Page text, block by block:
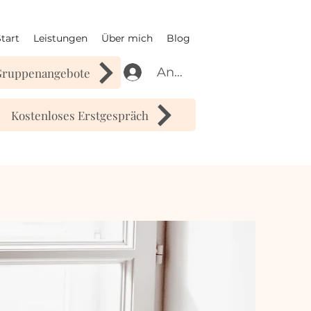
Leistungen Über mich Blog
Anmelden
Kostenloses Erstgespräch